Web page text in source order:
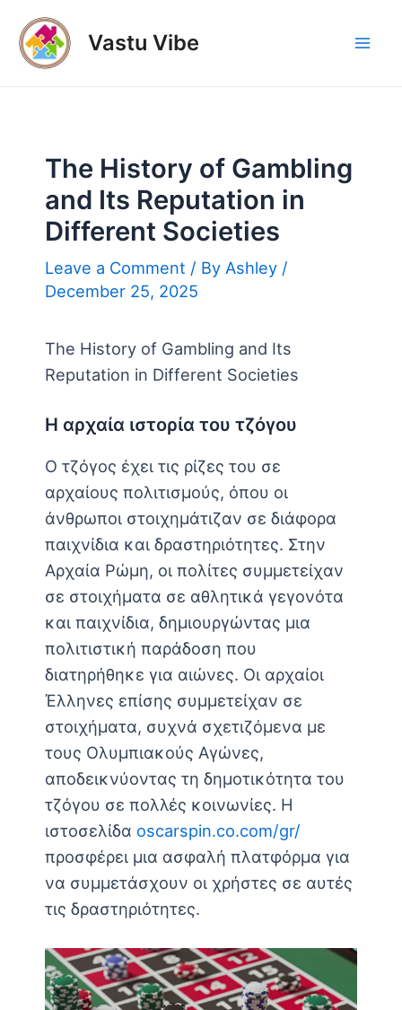
content
Vastu Vibe
The History of Gambling
and Its Reputation in
Different Societies
Leave a Comment / By Ashley /
December 25, 2025
The History of Gambling and Its
Reputation in Different Societies
Η αρχαία ιστορία του τζόγου
Ο τζόγος έχει τις ρίζες του σε
αρχαίους πολιτισμούς, όπου οι
άνθρωποι στοιχημάτιζαν σε διάφορα
παιχνίδια και δραστηριότητες. Στην
Αρχαία Ρώμη, οι πολίτες συμμετείχαν
σε στοιχήματα σε αθλητικά γεγονότα
και παιχνίδια, δημιουργώντας μια
πολιτιστική παράδοση που
διατηρήθηκε για αιώνες. Οι αρχαίοι
Έλληνες επίσης συμμετείχαν σε
στοιχήματα, συχνά σχετιζόμενα με
τους Ολυμπιακούς Αγώνες,
αποδεικνύοντας τη δημοτικότητα του
τζόγου σε πολλές κοινωνίες. Η
ιστοσελίδα oscarspin.co.com/gr/
προσφέρει μια ασφαλή πλατφόρμα για
να συμμετάσχουν οι χρήστες σε αυτές
τις δραστηριότητες.